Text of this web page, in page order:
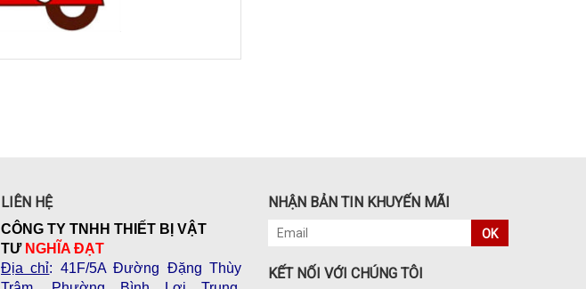
LIÊN HỆ
CÔNG TY TNHH THIẾT BỊ VẬT
TƯ NGHĨA ĐẠT
Địa chỉ: 41F/5A Đường Đặng Thùy
NHẬN BẢN TIN KHUYẾN MÃI
OK
KẾT NỐI VỚI CHÚNG TÔI